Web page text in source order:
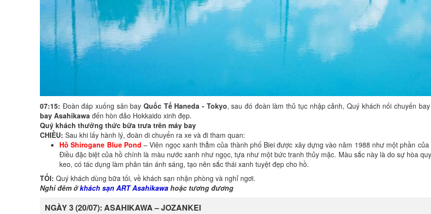
07:15: Đoàn đáp xuống sân bayQuốc Tế Haneda - Tokyo, sau đó đoàn làm thủ tục nhập cảnh, Quý khách nối chuyến
bay Asahikawa đến hòn đảo Hokkaido xinh đẹp.
Quý khách thưởng thức bữa trưa trên máy bay
CHIỀU: Sau khi lấy hành lý, đoàn di chuyển ra xe và đi tham quan:
Hồ Shirogane Blue Pond – Viên ngọc xanh thẳm của thành phố Biei được xây dựng vào năm 1988 như một phần
Điều đặc biệt của hồ chính là màu nước xanh như ngọc, tựa như một bức tranh thủy mặc. Màu sắc này là do sự hòa
keo, có tác dụng làm phân tán ánh sáng, tạo nên sắc thái xanh tuyệt đẹp cho hồ.
TỐI: Quý khách dùng bữa tối, về khách sạn nhận phòng và nghỉ ngơi.
Nghỉ đêm ởkhách sạn ART Asahikawa hoặc tương đương
NGÀY 3 (20/07): ASAHIKAWA – JOZANKEI